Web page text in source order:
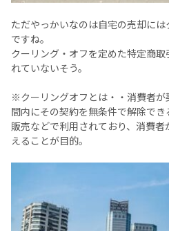
ただやっかいなのは自宅の売却に
ですね。
クーリング・オフを定めた特定商
れていないそう。
※クーリングオフとは・・消費者
間内にその契約を無条件で解除で
販売などで利用されており、消費
えることが目的。